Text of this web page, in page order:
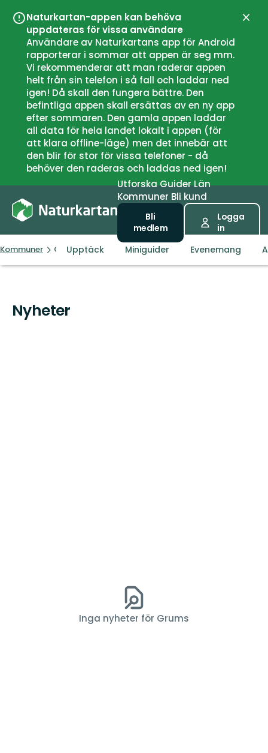
Naturkartan-appen kan behöva
uppdateras för vissa användare
Användare av Naturkartans app för Android
rapporterar i sommar att appen är seg mm.
Vi rekommenderar att man raderar appen
helt från sin telefon i så fall och laddar ned
igen! Då skall den fungera bättre. Den
befintliga appen skall ersättas av en ny app
efter sommaren. Den gamla appen laddar
all data för hela landet lokalt i appen (för
att klara offline-läge) men det innebär att
den blir för stor för vissa telefoner - då
behöver den raderas och laddas ned igen!
UtforskaGuiderLän
Kommuner Bli kund
Bli
medlem
Logga
in
Kommuner GrumsUpptäck Miniguider Evenemang
Nyheter
Inga nyheter för Grums